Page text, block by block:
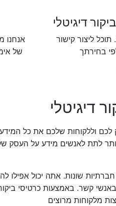
אנחנו
של
דיגיטלי
ליצור קישור
דיגיטלי
לכם וללקוחות שלכם את כל
לתת לאנשים מידע על העסק
שונות. אתה יכול אפילו
קשר. באמצעות כרטיסי ביקור